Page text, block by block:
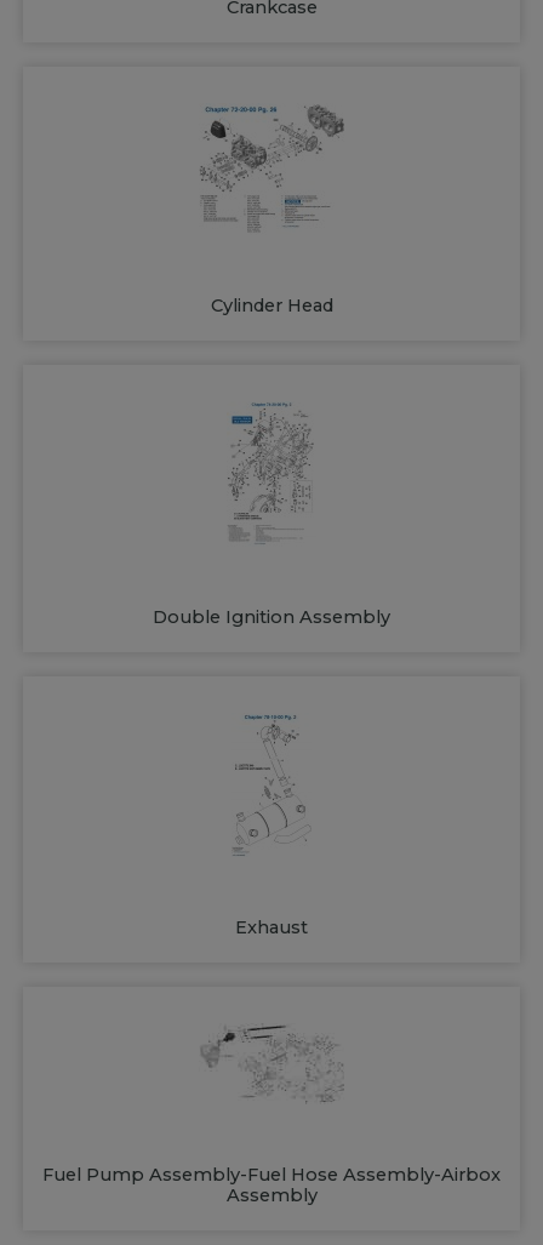
Crankcase
Cylinder Head
Double Ignition Assembly
Exhaust
Fuel Pump Assembly-Fuel Hose Assembly-Airbox
Assembly